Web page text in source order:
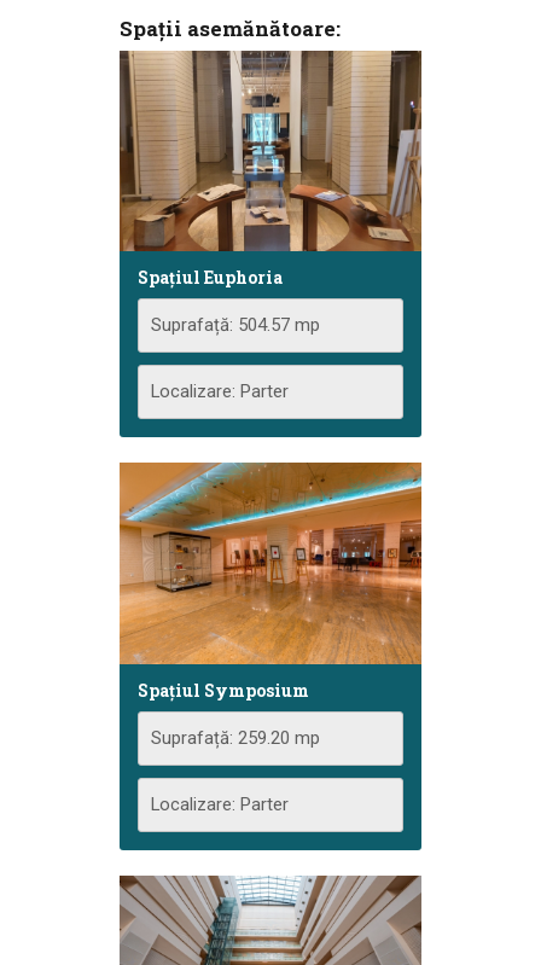
Spații asemănătoare:
Spațiul Euphoria
Suprafață: 504.57 mp
Localizare: Parter
Spațiul Symposium
Suprafață: 259.20 mp
Localizare: Parter